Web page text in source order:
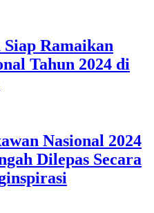
Ramaikan
Tahun 2024 di
Nasional 2024
Dilepas Secara